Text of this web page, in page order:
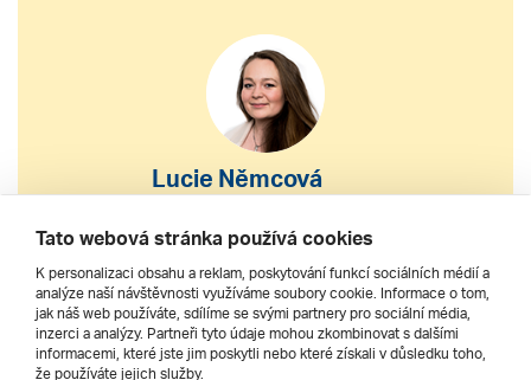
Lucie Němcová
S výběrem nebo nákupem
zájezdu vám pomohu
222 200 610
Tato webová stránka používá cookies
K personalizaci obsahu a reklam, poskytování funkcí sociálních médií a
analýze naší návštěvnosti využíváme soubory cookie. Informace o tom,
jak náš web používáte, sdílíme se svými partnery pro sociální média,
inzerci a analýzy. Partneři tyto údaje mohou zkombinovat s dalšími
informacemi, které jste jim poskytli nebo které získali v důsledku toho,
že používáte jejich služby.